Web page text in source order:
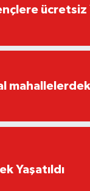
ücretsiz
Yaşatıldı